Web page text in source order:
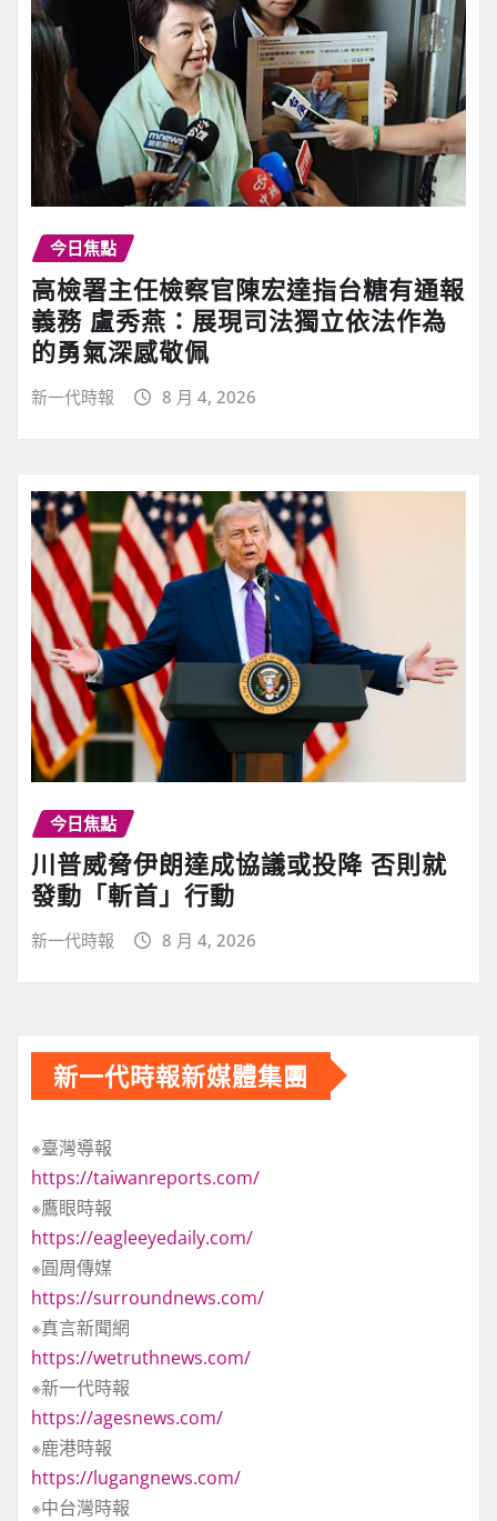
今日焦點
高檢署主任檢察官陳宏達指台糖有通報
義務 盧秀燕：展現司法獨立依法作為
的勇氣深感敬佩
新一代時報 8 月 4, 2026
今日焦點
川普威脅伊朗達成協議或投降 否則就
發動「斬首」行動
新一代時報 8 月 4, 2026
新一代時報新媒體集團
※臺灣導報
https://taiwanreports.com/
※鷹眼時報
https://eagleeyedaily.com/
※圓周傳媒
https://surroundnews.com/
※真言新聞網
https://wetruthnews.com/
※新一代時報
https://agesnews.com/
※鹿港時報
https://lugangnews.com/
※中台灣時報